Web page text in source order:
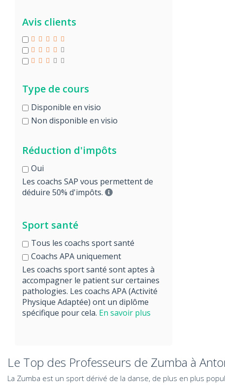
Avis clients
Type de cours
Disponible en visio
Non disponible en visio
Réduction d'impôts
Oui
Les coachs SAP vous permettent de
déduire 50% d'impôts.
Sport santé
Tous les coachs sport santé
Coachs APA uniquement
Les coachs sport santé sont aptes à
accompagner le patient sur certaines
pathologies. Les coachs APA (Activité
Physique Adaptée) ont un diplôme
spécifique pour cela. En savoir plus
Le Top des Professeurs de Zumba à
La Zumba est un sport dérivé de la danse, de plus en plus